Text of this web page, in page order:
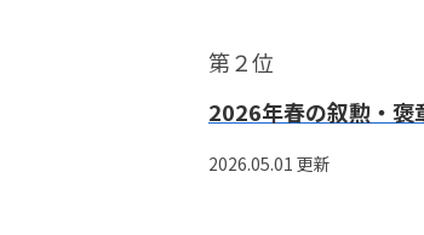
第２位
2026年春の叙勲・褒
2026.05.01 更新